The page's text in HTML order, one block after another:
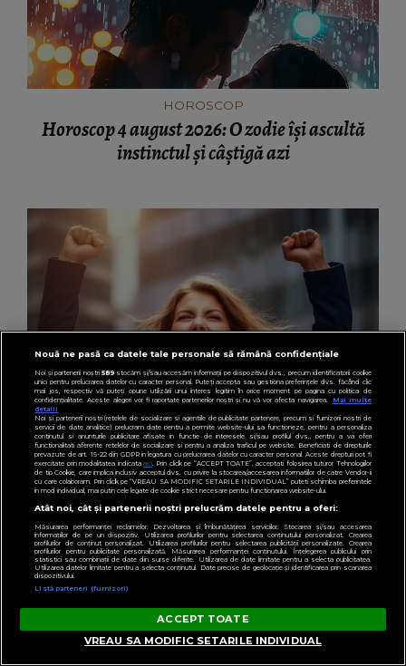
HOROSCOP
Horoscop 4 august 2026: O zodie își ascultă
instinctul și câștigă azi
HOROSCOP
Horoscop 3 august 2026: O zodie își depășește
limitele astăzi
Nouă ne pasă ca datele tale personale să rămână confidențiale
Noi și partenerii noștri589stocăm și/sau accesăm informații pe dispozitivul dvs., precum identificatorii cookie
unici pentru prelucrarea datelor cu caracter personal. Puteți accepta sau gestiona preferințele dvs. făcând clic
mai jos, respectiv vă puteți opune utilizării unui interes legitim în orice moment pe pagina cu politica de
confidențialitate. Aceste alegeri vor fi raportate partenerilor noștri și nu vă vor afecta navigarea.
Mai multe
detalii
Noi si partenerii nostri (retelele de socializare si agentiile de publicitate partenere, precum si furnizorii nostri de
servicii de date analitice) prelucram date pentru a permite website-ului sa functioneze, pentru a personaliza
continutul si anunturile publicitare afisate in functie de interesele si/sau profilul dvs., pentru a va oferi
functionalitati aferente retelelor de socializare si pentru a analiza traficul pe website. Beneficiati de drepturile
prevazute de art. 15-22 din GDPR in legatura cu prelucrarea datelor cu caracter personal. Aceste drepturi pot fi
exercitate prin modalitatea indicataaici. Prin click pe “ACCEPT TOATE”, acceptati folosirea tuturor Tehnologiilor
de tip Cookie, care implica inclusiv acceptul dvs. cu privire la stocarea/accesarea informatiilor de catre Vendor-ii
cu care colaboram. Prin click pe “VREAU SA MODIFIC SETARILE INDIVIDUAL” puteti schimba preferintele
in mod individual, mai putin cele legate de cookie strict necesare pentru functionarea website-ului.
Atât noi, cât și partenerii noștri prelucrăm datele pentru a oferi:
Măsurarea performanței reclamelor. Dezvoltarea și îmbunătățirea serviciilor. Stocarea și/sau accesarea
informațiilor de pe un dispozitiv. Utilizarea profilurilor pentru selectarea conținutului personalizat. Crearea
profilurilor de conținut personalizat. Utilizarea profilurilor pentru selectarea publicității personalizate. Crearea
profilurilor pentru publicitate personalizată. Măsurarea performanței conținutului. Înțelegerea publicului prin
statistici sau combinații de date din surse diferite. Utilizarea de date limitate pentru a selecta publicitatea.
Utilizarea datelor limitate pentru a selecta conținutul. Date precise de geolocație și identificarea prin scanarea
dispozitivului.
Listă parteneri (furnizori)
ACCEPT TOATE
VREAU SA MODIFIC SETARILE INDIVIDUAL